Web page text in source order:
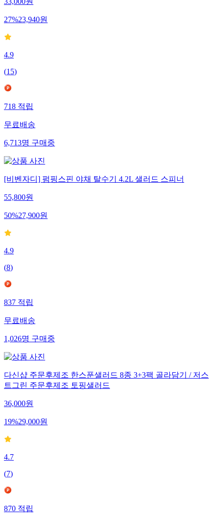
27%23,940원
4.9
(15)
718 적립
무료배송
6,713명 구매중
[비벤자디] 펌핑스핀 야채 탈수기 4.2L 샐러드 스피너
55,800원
50%27,900원
4.9
(8)
837 적립
무료배송
1,026명 구매중
다신샵 주문후제조 한스푼샐러드 8종 3+3팩 골라담기 / 저스
트그린 주문후제조 토핑샐러드
36,000원
19%29,000원
4.7
(7)
870 적립